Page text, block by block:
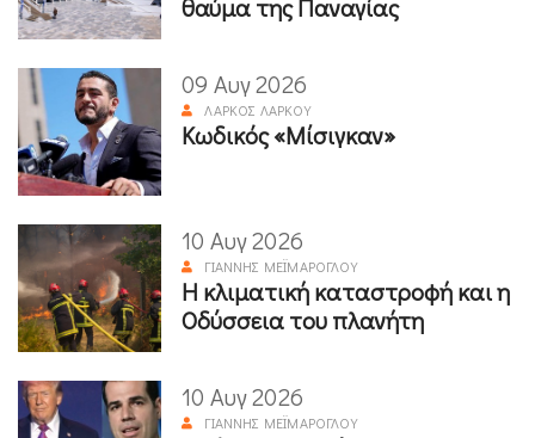
θαύμα της Παναγίας
09 Αυγ 2026
ΛΆΡΚΟΣ ΛΆΡΚΟΥ
Κωδικός «Μίσιγκαν»
10 Αυγ 2026
ΓΙΆΝΝΗΣ ΜΕΪΜΆΡΟΓΛΟΥ
Η κλιματική καταστροφή και η
Οδύσσεια του πλανήτη
10 Αυγ 2026
ΓΙΆΝΝΗΣ ΜΕΪΜΆΡΟΓΛΟΥ